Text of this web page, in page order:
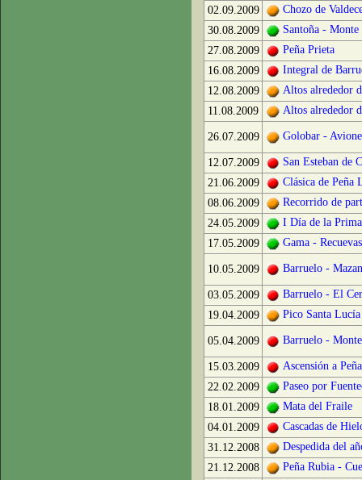
02.09.2009
Chozo de
30.08.2009
Santoña -
27.08.2009
Peña Prieta
16.08.2009
Integral de
12.08.2009
Altos alrededor
11.08.2009
Altos alrededor
26.07.2009 Golobar -
12.07.2009
San Esteban de
21.06.2009
Clásica de Peña
08.06.2009
Recorrido de
24.05.2009
I Día de la
17.05.2009
Gama - Recuevas
10.05.2009 Barruelo -
03.05.2009
Barruelo - El
19.04.2009
Pico Santa Lucía
05.04.2009 Barruelo -
15.03.2009
Ascensión a
22.02.2009
Paseo por
18.01.2009
Mata del Fraile
04.01.2009
Cascadas de
31.12.2008
Despedida del
21.12.2008
Peña Rubia -